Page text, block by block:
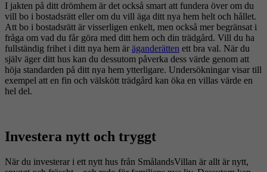
I jakten på ditt drömhem är det också smart att fundera över om du
vill bo i bostadsrätt eller om du vill äga ditt nya hem helt och hållet.
Att bo i bostadsrätt är visserligen enkelt, men också mer begränsat i
fråga om vad du får göra med ditt hem och din trädgård. Vill du ha
fullständig frihet i ditt nya hem är äganderätten ett bra val. När du
själv äger ditt hus kan du dessutom påverka dess värde genom att
höja standarden på ditt nya hem ytterligare. Undersökningar visar till
exempel att en fin och välskött trädgård kan öka en villas värde en
hel del.
Investera nytt och tryggt
När du investerar i ett nytt hus från SmålandsVillan är allt är nytt,